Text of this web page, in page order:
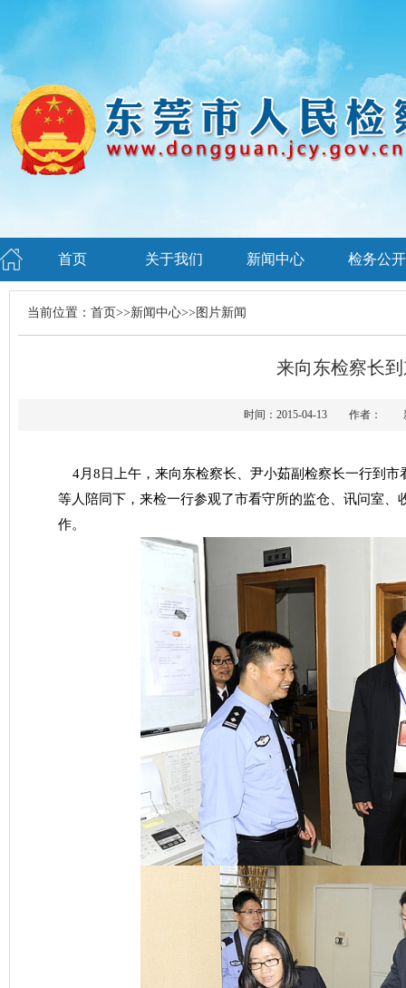
首页 关于我们 新闻中心 检务公开
当前位置： 首页>>新闻中心>> 图片新闻
来向东检察长
时间：2015-04-13 作者：
4月 8 日上午，来向东检察长、尹小茹副检察长一行到
等人陪同下，来检一行参观了市看守所的监仓、讯问室
作。